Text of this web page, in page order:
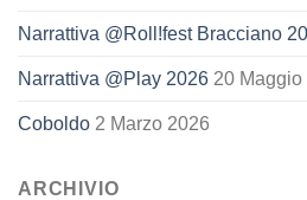
Narrattiva @Roll!fest Bracciano
Narrattiva @Play 2026 20 Maggio
Coboldo 2 Marzo 2026
ARCHIVIO